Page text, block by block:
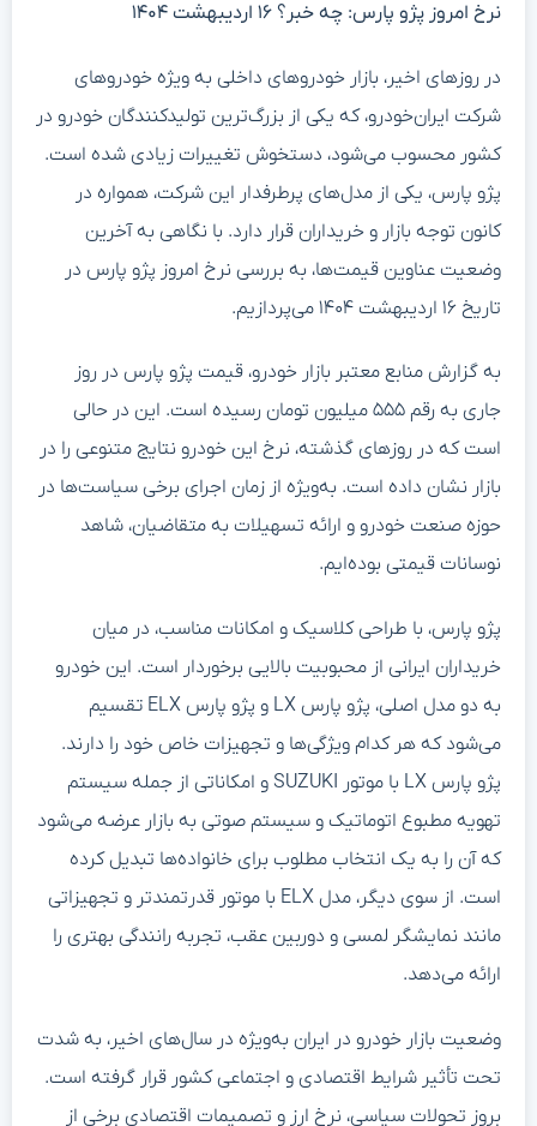
نرخ امروز پژو پارس: چه خبر؟ ۱۶ اردیبهشت ۱۴۰۴
در روزهای اخیر، بازار خودروهای داخلی به ویژه خودروهای
شرکت ایران‌خودرو، که یکی از بزرگ‌ترین تولیدکنندگان خودرو در
کشور محسوب می‌شود، دستخوش تغییرات زیادی شده است.
پژو پارس، یکی از مدل‌های پرطرفدار این شرکت، همواره در
کانون توجه بازار و خریداران قرار دارد. با نگاهی به آخرین
وضعیت عناوین قیمت‌ها، به بررسی نرخ امروز پژو پارس در
تاریخ ۱۶ اردیبهشت ۱۴۰۴ می‌پردازیم.
به گزارش منابع معتبر بازار خودرو، قیمت پژو پارس در روز
جاری به رقم ۵۵۵ میلیون تومان رسیده است. این در حالی
است که در روزهای گذشته، نرخ این خودرو نتایج متنوعی را در
بازار نشان داده است. به‌ویژه از زمان اجرای برخی سیاست‌ها در
حوزه صنعت خودرو و ارائه تسهیلات به متقاضیان، شاهد
نوسانات قیمتی بوده‌ایم.
پژو پارس، با طراحی کلاسیک و امکانات مناسب، در میان
خریداران ایرانی از محبوبیت بالایی برخوردار است. این خودرو
به دو مدل اصلی، پژو پارس LX و پژو پارس ELX تقسیم
می‌شود که هر کدام ویژگی‌ها و تجهیزات خاص خود را دارند.
پژو پارس LX با موتور SUZUKI و امکاناتی از جمله سیستم
تهویه مطبوع اتوماتیک و سیستم صوتی به بازار عرضه می‌شود
که آن را به یک انتخاب مطلوب برای خانواده‌ها تبدیل کرده
است. از سوی دیگر، مدل ELX با موتور قدرتمندتر و تجهیزاتی
مانند نمایشگر لمسی و دوربین عقب، تجربه رانندگی بهتری را
ارائه می‌دهد.
وضعیت بازار خودرو در ایران به‌ویژه در سال‌های اخیر، به شدت
تحت تأثیر شرایط اقتصادی و اجتماعی کشور قرار گرفته است.
بروز تحولات سیاسی، نرخ ارز و تصمیمات اقتصادی برخی از